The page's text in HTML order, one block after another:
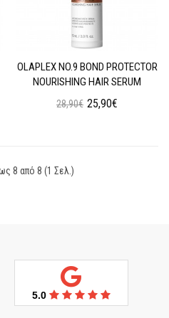
OLAPLEX NO.9 BOND PROTECTOR
NOURISHING HAIR SERUM
28,90€ 25,90€
8 από 8 (1 Σελ.)
5.0